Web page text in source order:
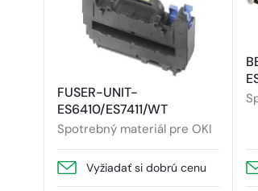
FUSER-UNIT-
ES6410/ES7411/WT
Spotrebný materiál pre OKI
Vyžiadať si dobrú cenu